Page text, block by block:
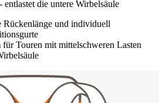
die untere Wirbelsäule
Rückenlänge und individuell
Touren mit mittelschweren Lasten